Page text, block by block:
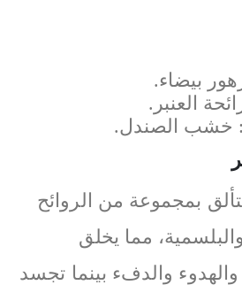
بيضاء.
العنبر.
خشب الصندل.
بمجموعة من الروائح
مما يخلق
والدفء بينما تجسد